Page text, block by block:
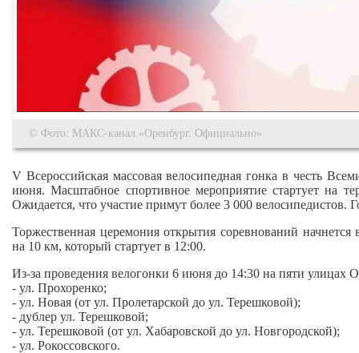
© Фото: МАКС-канал «Оренбург. Официально»
V Всероссийская массовая велосипедная гонка в честь
июня. Масштабное спортивное мероприятие стартует на
Ожидается, что участие примут более 3 000
Торжественная церемония открытия соревнований
на 10 км, который стартует в 12:00.
Из-за проведения велогонки 6 июня до 14:30 на пяти улицах
- ул. Прохоренко;
- ул. Новая (от ул. Пролетарской до ул. Терешковой);
- дублер ул. Терешковой;
- ул. Терешковой (от ул. Хабаровской до ул. Новгородской);
- ул. Рокоссовского.